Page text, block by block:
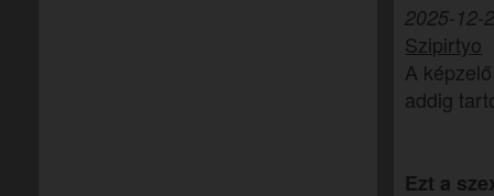
2025-12-
Szipirtyo
A
addig
Ezt a